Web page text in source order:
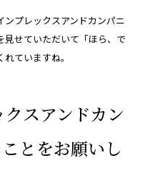
プレックスアンドカンパニ
見せていただいて「ほら、で
ていますね。
スアンドカン
とをお願いし